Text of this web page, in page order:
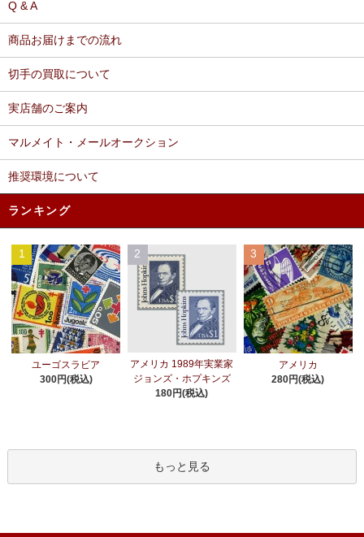
Q & A
商品お届けまでの流れ
切手の買取について
実店舗のご案内
マルメイト・メールオークション
推奨環境について
ランキング
1
ユーゴスラビア
300円(税込)
2
アメリカ 1989年実業家
ジョンズ・ホプキンズ
180円(税込)
3
アメリカ
280円(税込)
もっと見る